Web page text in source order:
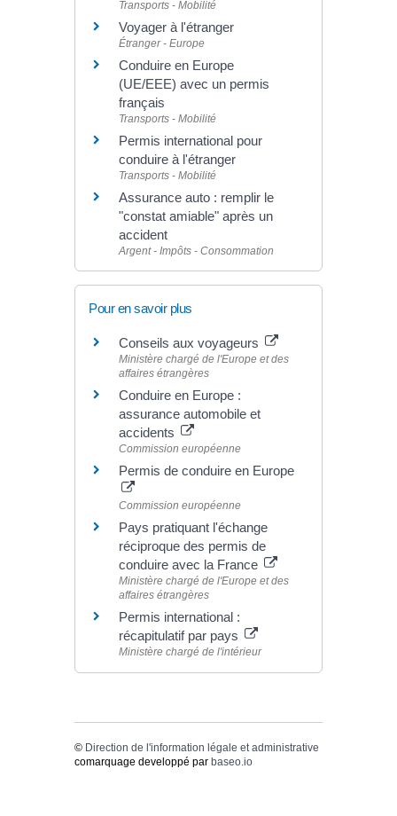
Transports - Mobilité
Voyager à l'étranger
Étranger - Europe
Conduire en Europe
(UE/EEE) avec un permis
français
Transports - Mobilité
Permis international pour
conduire à l'étranger
Transports - Mobilité
Assurance auto : remplir le
"constat amiable" après un
accident
Argent - Impôts - Consommation
Pour en savoir plus
Conseils aux voyageurs
Ministère chargé de l'Europe et des
affaires étrangères
Conduire en Europe :
assurance automobile et
accidents
Commission européenne
Permis de conduire en Europe
Commission européenne
Pays pratiquant l'échange
réciproque des permis de
conduire avec la France
Ministère chargé de l'Europe et des
affaires étrangères
Permis international :
récapitulatif par pays
Ministère chargé de l'intérieur
© Direction de l'information légale et administrative
comarquage developpé par baseo.io